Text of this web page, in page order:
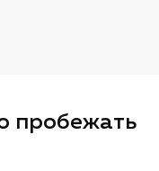
пробежать